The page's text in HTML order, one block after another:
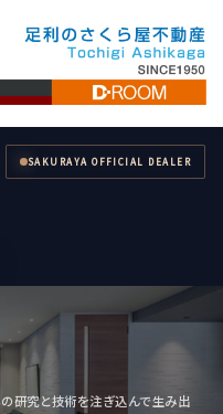
SAKURAYA OFFICIAL DEALER
研究と技術を注ぎ込んで生み出